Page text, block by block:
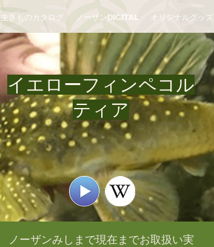
生きものカタログ ノーザンDIGITAL オリジナルグッズ
イエローフィンペコル
ティア
ノーザンみしまで現在までお取扱い実